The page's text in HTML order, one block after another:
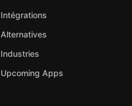
Intégrations
Alternatives
Industries
Upcoming Apps